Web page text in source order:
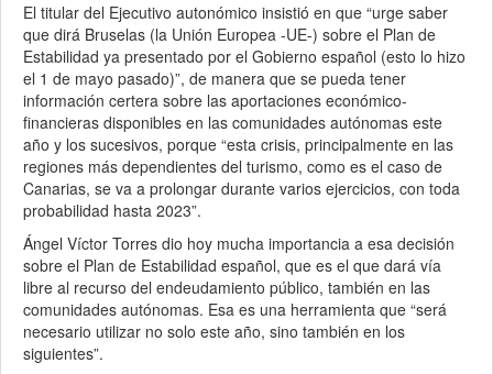
El titular del Ejecutivo autonómico insistió en que “urge saber
que dirá Bruselas (la Unión Europea -UE-) sobre el Plan de
Estabilidad ya presentado por el Gobierno español (esto lo hizo
el 1 de mayo pasado)”, de manera que se pueda tener
información certera sobre las aportaciones económico-
financieras disponibles en las comunidades autónomas este
año y los sucesivos, porque “esta crisis, principalmente en las
regiones más dependientes del turismo, como es el caso de
Canarias, se va a prolongar durante varios ejercicios, con toda
probabilidad hasta 2023”.
Ángel Víctor Torres dio hoy mucha importancia a esa decisión
sobre el Plan de Estabilidad español, que es el que dará vía
libre al recurso del endeudamiento público, también en las
comunidades autónomas. Esa es una herramienta que “será
necesario utilizar no solo este año, sino también en los
siguientes”.